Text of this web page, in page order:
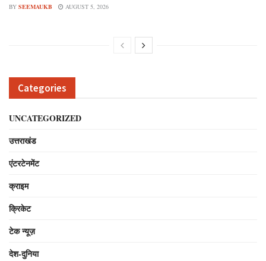
BY SEEMAUKB AUGUST 5, 2026
Categories
UNCATEGORIZED
उत्तराखंड
एंटरटेनमेंट
क्राइम
क्रिकेट
टेक न्यूज़
देश-दुनिया